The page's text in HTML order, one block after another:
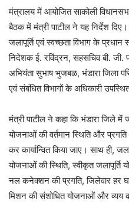
मंत्रालय में आयोजित साकोली
बैठक में मंत्री पाटील ने यह निर्देश
जलापूर्ति एवं स्वच्छता विभाग के
निदेशक ई. रविंद्रन, सहसचिव बी. जी.
अभियंता सुभाष भुजबळ, भंडारा जिला
एवं संबंधित विभागों के अधिकारी
मंत्री पाटील ने कहा कि भंडारा जिले
योजनाओं की वर्तमान स्थिति और
कर कार्यान्वित किया जाए। साथ ही,
योजनाओं की स्थिति, स्वीकृत
नल कनेक्शन की प्रगति, जिलेवार हर
मिशन की संशोधित योजनाओं और व्यय की